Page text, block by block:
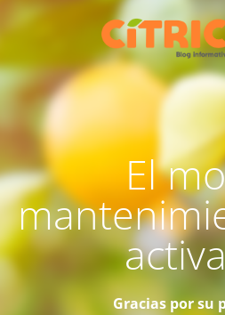
El
Gracias por su